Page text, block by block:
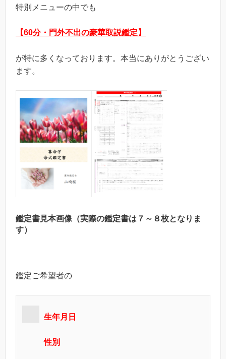
特別メニューの中でも
【60分・門外不出の豪華取説鑑定】
が特に多くなっております。本当にありがとうござい
ます。
鑑定書見本画像（実際の鑑定書は７～８枚となりま
す）
鑑定ご希望者の
生年月日
性別